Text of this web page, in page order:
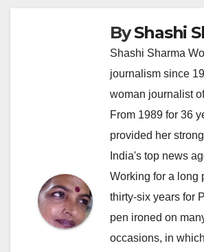
ByShashi
Shashi Sharma
journalism since
woman journalist
From 1989 for 36
provided her
India's top news
Working for a long
thirty-six years for
pen ironed on
occasions, in